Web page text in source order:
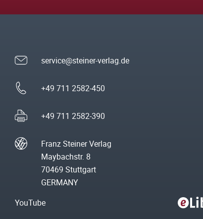
service@steiner-verlag.de
+49 711 2582-450
+49 711 2582-390
Franz Steiner Verlag
Maybachstr. 8
70469 Stuttgart
GERMANY
YouTube